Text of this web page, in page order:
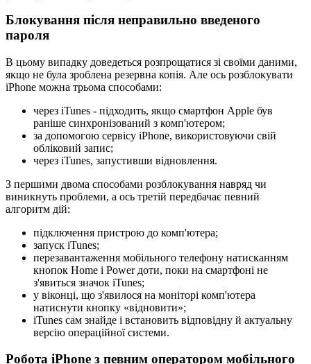
Блокування після неправильно введеного
пароля
В цьому випадку доведеться розпрощатися зі своїми даними,
якщо не була зроблена резервна копія. Але ось розблокувати
iPhone можна трьома способами:
через iTunes - підходить, якщо смартфон Apple був
раніше синхронізований з комп'ютером;
за допомогою сервісу iPhone, використовуючи свій
обліковий запис;
через iTunes, запустивши відновлення.
З першими двома способами розблокування навряд чи
виникнуть проблеми, а ось третій передбачає певний
алгоритм дій:
підключення пристрою до комп'ютера;
запуск iTunes;
перезавантаження мобільного телефону натисканням
кнопок Home і Power доти, поки на смартфоні не
з'явиться значок iTunes;
у віконці, що з'явилося на моніторі комп'ютера
натиснути кнопку «відновити»;
iTunes сам знайде і встановить відповідну й актуальну
версію операційної системи.
Робота iPhone з певним оператором мобільного